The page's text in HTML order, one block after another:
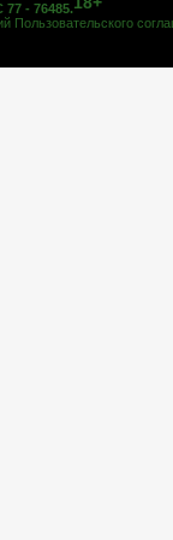
- 76485.
Пользовательского